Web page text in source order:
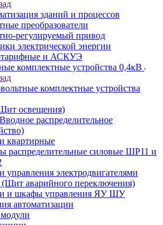
зданий и процессов
преобразователи
регулируемый привод
электрической энергии
и АСКУЭ
комплектные устройства 0,4кВ
комплектные устройства
освещения)
распределительное
квартирные
распределительные силовые ШР11 и
управления электродвигателями
аварийного переключения)
и шкафы управления ЯУ ШУ
автоматизации